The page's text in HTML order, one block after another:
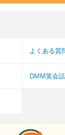
よくある質
DMM英会